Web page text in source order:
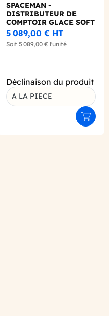
panier
SPACEMAN -
DISTRIBUTEUR DE
COMPTOIR GLACE SOFT
ET FROZEN YOGURT 8L
5 089,00 € HT
Soit 5 089,00 € l'unité
Déclinaison du produit
A LA PIECE